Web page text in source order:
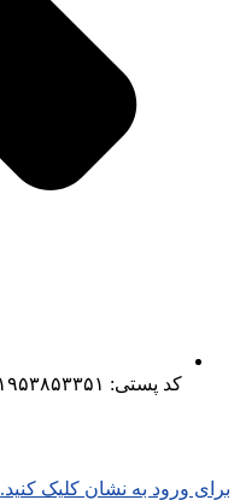
کد پستی: ۱۹۵۳۸۵۳۳۵۱
برای ورود به نشان کلیک کنید.